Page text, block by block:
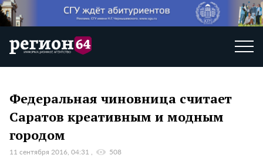
Федеральная чиновница считает
Саратов креативным и модным
городом
11 сентября 2016, 04:31 508